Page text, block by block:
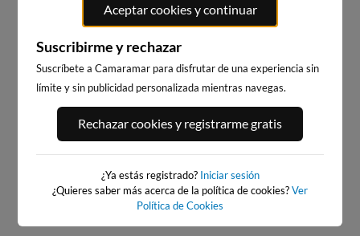
PLAYA DEL PALMAR, VEJER
DE LA FRONTERA
241km · Vejer de la Frontera
BAIONA
0.1 m CHOPI
Aceptar cookies y continuar
Suscribirme y rechazar
Suscríbete a Camaramar para disfrutar de una experiencia sin
límite y sin publicidad personalizada mientras navegas.
Rechazar cookies y registrarme gratis
¿Ya estás registrado? Iniciar sesión
¿Quieres saber más acerca de la política de cookies?Ver
Política de Cookies